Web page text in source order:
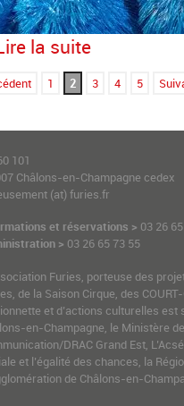
la suite
1 2 3 4 5
101
Châlons-en-Champagne cedex
(at) furies.fr
et réservations > 03 26
> 03 26 65 73 55
Furies, porteuse des
de la Saison Cirque, des
et d’actions culturelles est
en-Champagne, le Ministère
DRAC Grand Est,
et l’égalité des chances, la
de Châlons-en-